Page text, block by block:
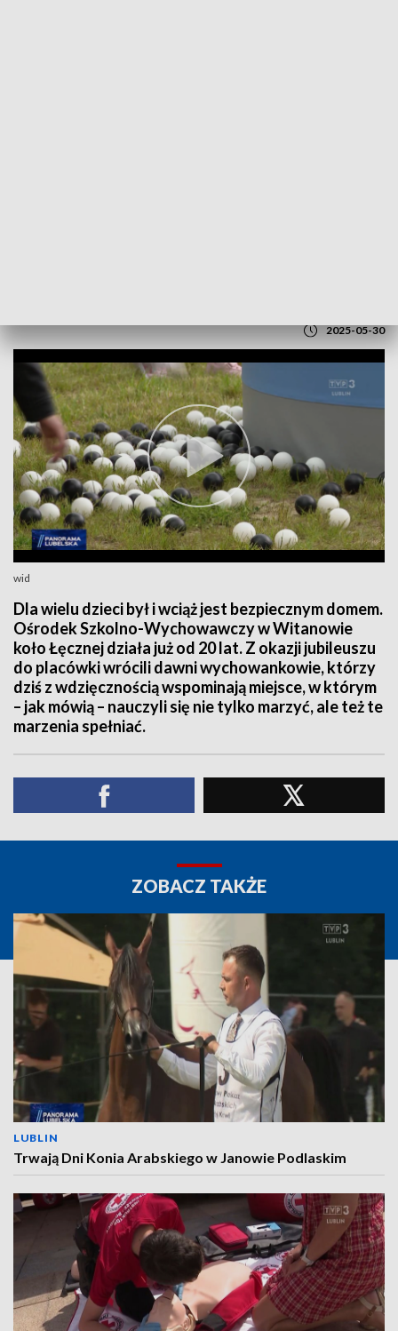
2025-05-30
wid
Dla wielu dzieci był i wciąż jest bezpiecznym domem.
Ośrodek Szkolno-Wychowawczy w Witanowie
koło Łęcznej działa już od 20 lat. Z okazji jubileuszu
do placówki wrócili dawni wychowankowie, którzy
dziś z wdzięcznością wspominają miejsce, w którym
– jak mówią – nauczyli się nie tylko marzyć, ale też te
marzenia spełniać.
ZOBACZ TAKŻE
LUBLIN
Trwają Dni Konia Arabskiego w Janowie Podlaskim